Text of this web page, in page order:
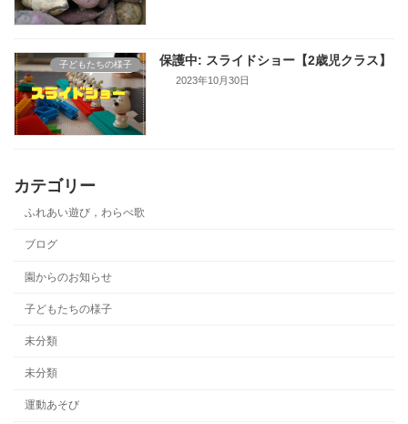
子どもたちの様子 保護中: スライドショー【2歳児クラス】
2023年10月30日
カテゴリー
ふれあい遊び，わらべ歌
ブログ
園からのお知らせ
子どもたちの様子
未分類
未分類
運動あそび